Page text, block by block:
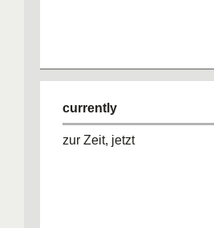
currently
zur Zeit, jetzt